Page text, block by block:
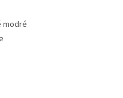
modré